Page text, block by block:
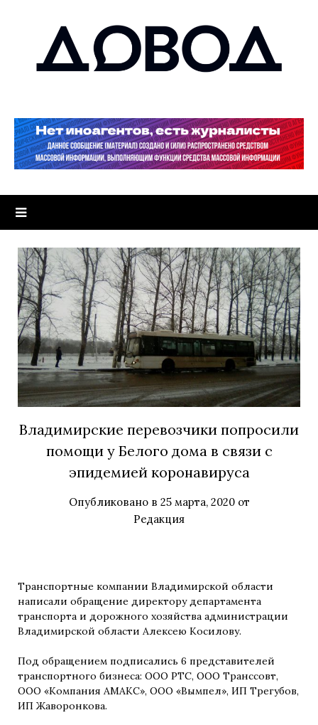
Владимирские перевозчики попросили
помощи у Белого дома в связи с
эпидемией коронавируса
Опубликовано в 25 марта, 2020от
Редакция
Транспортные компании Владимирской области
написали обращение директору департамента
транспорта и дорожного хозяйства администрации
Владимирской области Алексею Косилову.
Под обращением подписались 6 представителей
транспортного бизнеса: ООО РТС, ООО Транссовт,
ООО «Компания АМАКС», ООО «Вымпел», ИП Трегубов,
ИП Жаворонкова.